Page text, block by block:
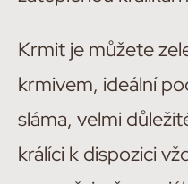
Krmit je můžete
krmivem, ideální
sláma, velmi
králíci k dispozici